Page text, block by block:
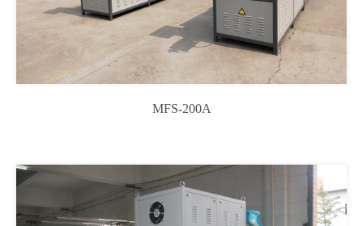
MFS-200A